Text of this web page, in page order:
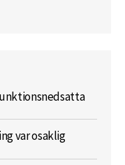
var osaklig